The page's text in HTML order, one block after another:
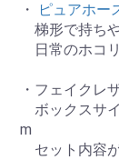
・
ピュアホー
梯形で持ち
日常のホコ
・フェイクレ
ボックスサ
m
セット内容